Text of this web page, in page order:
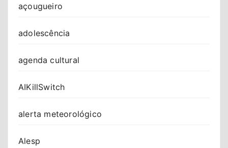
açougueiro
adolescência
agenda cultural
AIKillSwitch
alerta meteorológico
Alesp